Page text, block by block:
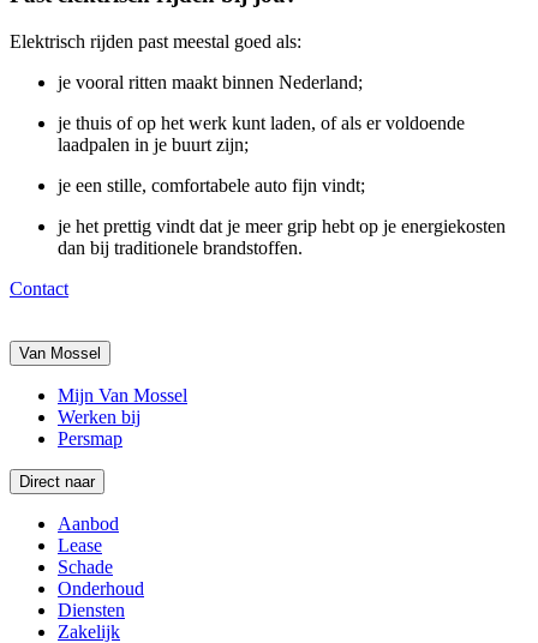
Elektrisch rijden past meestal goed als:
je vooral ritten maakt binnen Nederland;
je thuis of op het werk kunt laden, of als er voldoende
laadpalen in je buurt zijn;
je een stille, comfortabele auto fijn vindt;
je het prettig vindt dat je meer grip hebt op je energiekosten
dan bij traditionele brandstoffen.
Contact
Van Mossel
Mijn Van Mossel
Werken bij
Persmap
Direct naar
Aanbod
Lease
Schade
Onderhoud
Diensten
Zakelijk